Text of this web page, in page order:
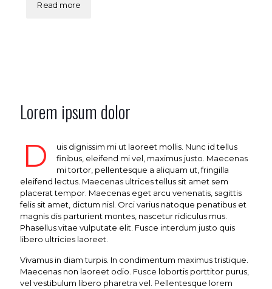
Read more
Lorem ipsum dolor
D
uis dignissim mi ut laoreet mollis. Nunc id tellus
finibus, eleifend mi vel, maximus justo. Maecenas
mi tortor, pellentesque a aliquam ut, fringilla
eleifend lectus. Maecenas ultrices tellus sit amet sem
placerat tempor. Maecenas eget arcu venenatis, sagittis
felis sit amet, dictum nisl. Orci varius natoque penatibus et
magnis dis parturient montes, nascetur ridiculus mus.
Phasellus vitae vulputate elit. Fusce interdum justo quis
libero ultricies laoreet.
Vivamus in diam turpis. In condimentum maximus tristique.
Maecenas non laoreet odio. Fusce lobortis porttitor purus,
vel vestibulum libero pharetra vel. Pellentesque lorem